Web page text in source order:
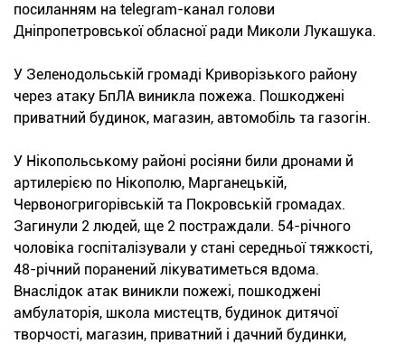
посиланням на telegram-канал голови
Дніпропетровської обласної ради Миколи Лукашука.
У Зеленодольській громаді Криворізького району
через атаку БпЛА виникла пожежа. Пошкоджені
приватний будинок, магазин, автомобіль та газогін.
У Нікопольському районі росіяни били дронами й
артилерією по Нікополю, Марганецькій,
Червоногригорівській та Покровській громадах.
Загинули 2 людей, ще 2 постраждали. 54-річного
чоловіка госпіталізували у стані середньої тяжкості,
48-річний поранений лікуватиметься вдома.
Внаслідок атак виникли пожежі, пошкоджені
амбулаторія, школа мистецтв, будинок дитячої
творчості, магазин, приватний і дачний будинки,